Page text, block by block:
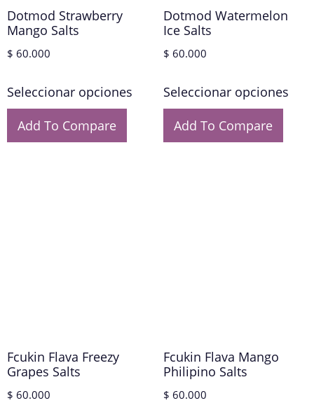
Dotmod Strawberry
Mango Salts
$ 60.000
Seleccionar opciones
Add To Compare
Dotmod Watermelon
Ice Salts
$ 60.000
Seleccionar opciones
Add To Compare
Fcukin Flava Freezy
Grapes Salts
$ 60.000
Fcukin Flava Mango
Philipino Salts
$ 60.000